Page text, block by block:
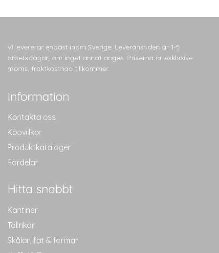
flera
olika
alternativen
kan
flera
olika
alternativen
Vi levererar endast inom Sverige. Leveranstiden är 1-5
arbetsdagar, om inget annat anges. Priserna är exklusive
moms, fraktkostnad tillkommer.
Information
Kontakta oss
Köpvillkor
Produktkataloger
Fördelar
Hitta snabbt
Kantiner
Tallrikar
Skålar, fat & formar